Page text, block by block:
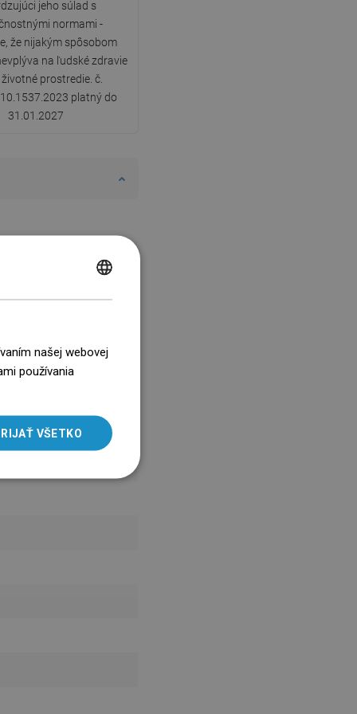
jeho súlad s
normami -
že nijakým spôsobom
na ľudské zdravie
prostredie. č.
platný do
31.01.2027
LITHUANIAN
ROMANIAN
našej webovej
používania
VŠETKO